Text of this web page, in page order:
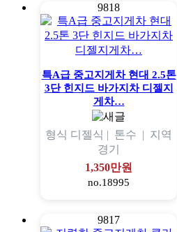
9818
특A급 중고지게차 현대 2.5톤
3단 힌지드 바가지차 디젤지
게차…
형식 디젤식 | 톤수 | 지역
경기
1,350만원
no.18995
9817